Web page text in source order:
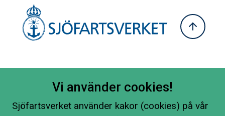
Vi använder cookies!
Sjöfartsverket använder kakor (cookies) på vår